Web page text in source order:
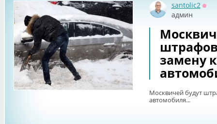
santolic2
админ
замену
Москвичей будут
автомобиля...